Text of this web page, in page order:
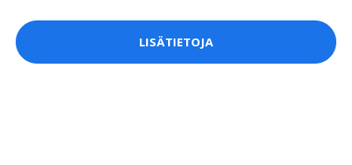
LISÄTIETOJA